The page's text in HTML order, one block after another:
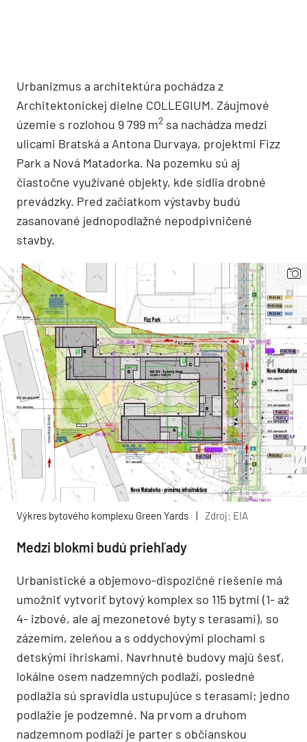
Urbanizmus a architektúra pochádza z
Architektonickej dielne COLLEGIUM. Záujmové
územie s rozlohou 9 799 m2 sa nachádza medzi
ulicami Bratská a Antona Durvaya, projektmi Fizz
Park a Nová Matadorka. Na pozemku sú aj
čiastočne využívané objekty, kde sídlia drobné
prevádzky. Pred začiatkom výstavby budú
zasanované jednopodlažné nepodpivničené
stavby.
Výkres bytového komplexu Green Yards | Zdroj: EIA
Medzi blokmi budú priehľady
Urbanistické a objemovo-dispozičné riešenie má
umožniť vytvoriť bytový komplex so 115 bytmi (1- až
4- izbové, ale aj mezonetové byty s terasami), so
zázemím, zeleňou a s oddychovými plochami s
detskými ihriskami. Navrhnuté budovy majú šesť,
lokálne osem nadzemných podlaží, posledné
podlažia sú spravidla ustupujúce s terasami; jedno
podlažie je podzemné. Na prvom a druhom
nadzemnom podlaží je parter s občianskou